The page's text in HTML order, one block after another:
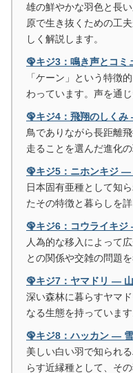
雄の鮮やかな羽色と長
原で生き抜くための工
しく解説します。
🦚キジ3：鳴き声とコ
「ケーン」という特徴
わっています。声を通
🦚キジ4：飛翔のしく
鳥でありながら長距離
走ることを選んだ進化
🦚キジ5：ニホンキジ
日本固有亜種として知
たその特徴と暮らしを詳
🦚キジ6：コウライキ
人為的な移入によって
との関係や交雑の問題を
🦚キジ7：ヤマドリ ―
深い森林に暮らすヤマ
なる生態を持っていま
🦚キジ8：ハッカン ―
美しい白い羽で知られ
らす近縁種として、そ